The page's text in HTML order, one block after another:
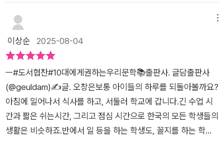
서먹한 사이라고 생각될 정도로 우리 문학이 막연하게 느껴진다
면, 이 책을 통해 문학과 친해질 수 있기를 바란다. 꼭 교실이 아
니어도, 문학은 언제나 우리 곁에 있다는 걸 이 책이 말해준다.
문학적 사고력을 기를 수 있게 한다.익숙한 이름의 작가들을 다시
만나는 일은 오래된 친구와 재회하는 기쁨을 주고, 처음 만나는
작품은 낯선 길목에서 발견한 보석 같다.저자 오창은은 문학이 어
덕분에 10대뿐 아니라 어른 독자도 함께 읽을 수 있는 폭넓은 문
학 안내서라 하겠다.'문학은 세상에 없는 곳을 향해 떠나는 여행
이다.'그말처럼, 문학은 현실을 넘어서고 상상을 확장하며 가슴속
가장 깊은 울림을 일으키는 힘이 있다. 추천 대상문학을 처음 접
하는 10대 청소년국어 교사 또는 부모로서 자녀에게 문학을 권하
이상순 2025-08-04
ㅡ#도서협찬#10대에게권하는우리문학📚출판사. 글담출판사
(@geuldam)✍️글. 오창은보통 아이들의 하루를 되돌아볼까요?
아침에 일어나서 식사를 하고, 서둘러 학교에 갑니다.긴 수업 시
간과 짧은 쉬는시간, 그리고 점심 시간으로 한국의 모든 학생들의
생활은 비슷하죠.반에서 일 등을 하는 학생도, 꼴지를 하는 학생